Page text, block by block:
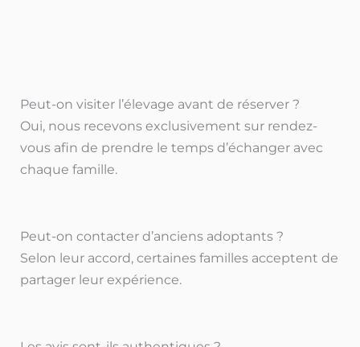
Peut-on visiter l’élevage avant de réserver ?
Oui, nous recevons exclusivement sur rendez-
vous afin de prendre le temps d’échanger avec
chaque famille.
Peut-on contacter d’anciens adoptants ?
Selon leur accord, certaines familles acceptent de
partager leur expérience.